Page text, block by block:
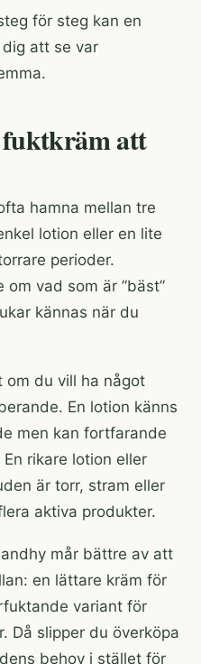
för steg kan en
dig att se var
att
hamna mellan tre
lotion eller en lite
perioder.
vad som är ”bäst”
kännas när du
om du vill ha något
En lotion känns
men kan fortfarande
rikare lotion eller
är torr, stram eller
aktiva produkter.
mår bättre av att
en lättare kräm för
variant för
Då slipper du överköpa
behov i stället för